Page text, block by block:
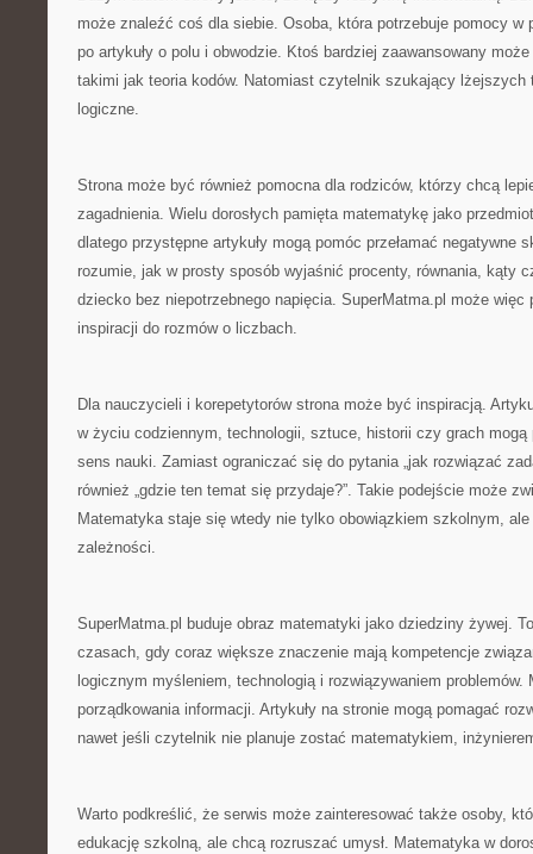
może znaleźć coś dla siebie. Osoba, która potrzebuje pomocy w
po artykuły o polu i obwodzie. Ktoś bardziej zaawansowany
takimi jak teoria kodów. Natomiast czytelnik szukający lżejszych
logiczne.
Strona może być również pomocna dla rodziców, którzy chcą
zagadnienia. Wielu dorosłych pamięta matematykę jako
dlatego przystępne artykuły mogą pomóc przełamać negatywne
rozumie, jak w prosty sposób wyjaśnić procenty, równania, kąty
dziecko bez niepotrzebnego napięcia. SuperMatma.pl może więc
inspiracji do rozmów o liczbach.
Dla nauczycieli i korepetytorów strona może być inspiracją.
w życiu codziennym, technologii, sztuce, historii czy grach
sens nauki. Zamiast ograniczać się do pytania „jak rozwiązać
również „gdzie ten temat się przydaje?”. Takie podejście może
Matematyka staje się wtedy nie tylko obowiązkiem szkolnym,
zależności.
SuperMatma.pl buduje obraz matematyki jako dziedziny żywej.
czasach, gdy coraz większe znaczenie mają kompetencje
logicznym myśleniem, technologią i rozwiązywaniem problemów.
porządkowania informacji. Artykuły na stronie mogą pomagać
nawet jeśli czytelnik nie planuje zostać matematykiem,
Warto podkreślić, że serwis może zainteresować także osoby,
edukację szkolną, ale chcą rozruszać umysł. Matematyka w